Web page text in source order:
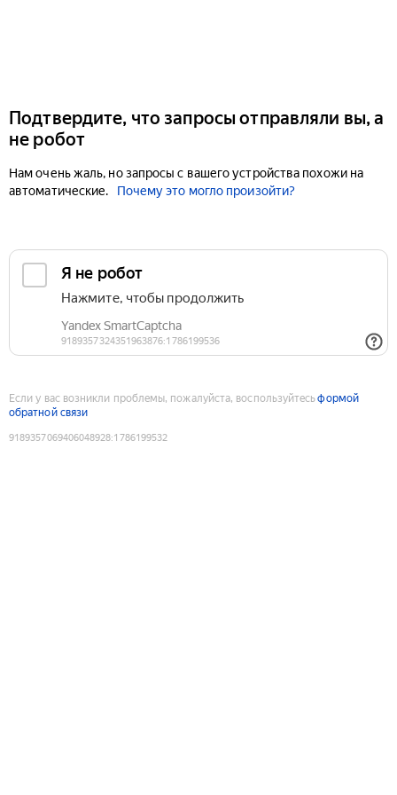
Подтвердите, что запросы отправляли вы, а
не робот
Нам очень жаль, но запросы с вашего устройства похожи на
автоматические.
Почему это могло произойти?
Если у вас возникли проблемы, пожалуйста, воспользуйтесьформой
обратной связи
9189357069406048928:1786199532